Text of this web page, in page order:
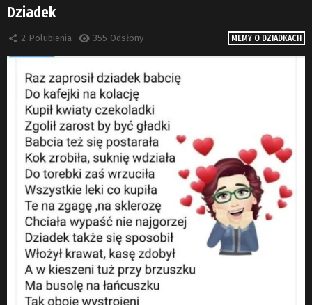
MEMY O DZIADKACH
Dziadek
2 Polubienia 355 Odsłony